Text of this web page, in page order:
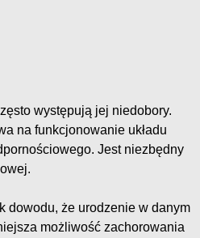
występują jej niedobory.
na funkcjonowanie układu
Jest niezbędny
dowodu, że urodzenie w danym
możliwość zachorowania